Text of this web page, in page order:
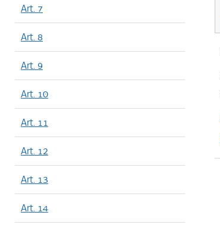
Art. 7
Art. 8
Art. 9
Art. 10
Art. 11
Art. 12
Art. 13
Art. 14